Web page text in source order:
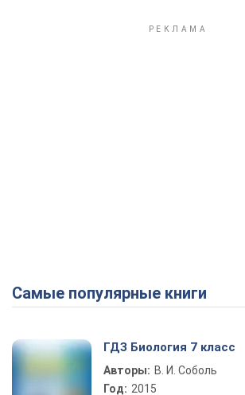
Самые популярные книги
ГДЗ Биология 7 класс
Авторы: В. И. Соболь
Год: 2015